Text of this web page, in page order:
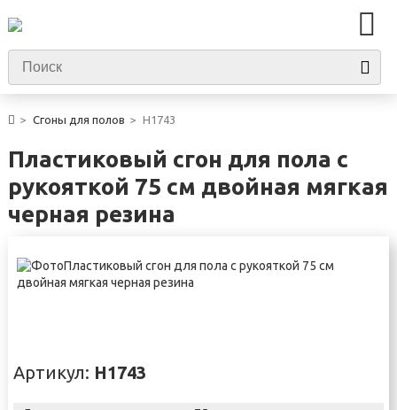
Сгоны для полов H1743
Пластиковый сгон для пола с
рукояткой 75 см двойная мягкая
черная резина
Артикул: H1743